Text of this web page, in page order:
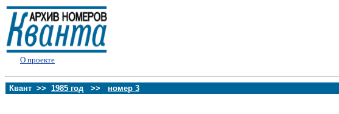
О проекте
Квант >> 1985 год >> номер 3